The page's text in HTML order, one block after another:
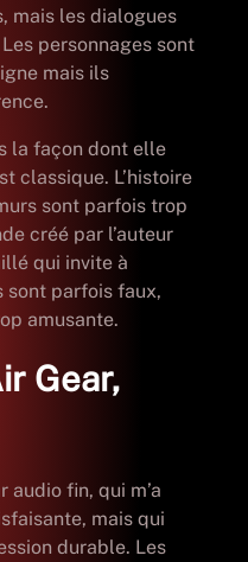
mais les dialogues
personnages sont
mais ils
la façon dont elle
classique. L’histoire
sont parfois trop
créé par l’auteur
qui invite à
sont parfois faux,
amusante.
Gear,
audio fin, qui m’a
mais qui
durable. Les